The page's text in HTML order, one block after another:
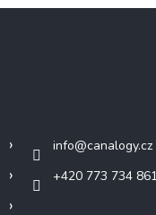
info@canalogy.cz
+420 773 734